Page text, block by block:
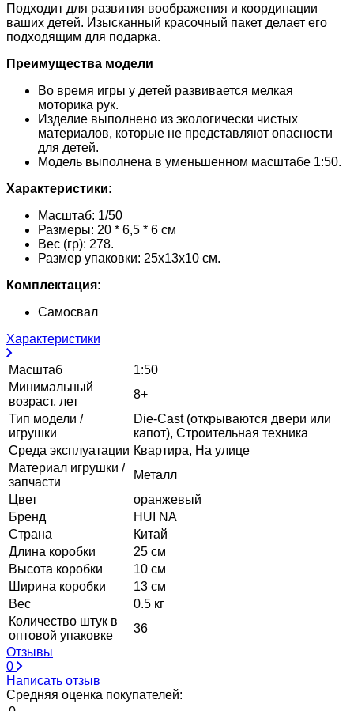
Подходит для развития воображения и координации
ваших детей. Изысканный красочный пакет делает его
подходящим для подарка.
Преимущества модели
Во время игры у детей развивается мелкая
моторика рук.
Изделие выполнено из экологически чистых
материалов, которые не представляют опасности
для детей.
Модель выполнена в уменьшенном масштабе 1:50.
Характеристики:
Масштаб: 1/50
Размеры: 20 * 6,5 * 6 см
Вес (гр): 278.
Размер упаковки: 25х13х10 см.
Комплектация:
Самосвал
Характеристики
Масштаб
1:50
Минимальный
возраст, лет
8+
Тип модели /
игрушки
Die-Cast (открываются двери или
капот), Строительная техника
Среда эксплуатации Квартира, На улице
Материал игрушки /
запчасти
Металл
Цвет
оранжевый
Бренд
HUI NA
Страна
Китай
Длина коробки
25 см
Высота коробки
10 см
Ширина коробки
13 см
Вес
0.5 кг
Количество штук в
оптовой упаковке
36
Отзывы
0
Написать отзыв
Средняя оценка покупателей: